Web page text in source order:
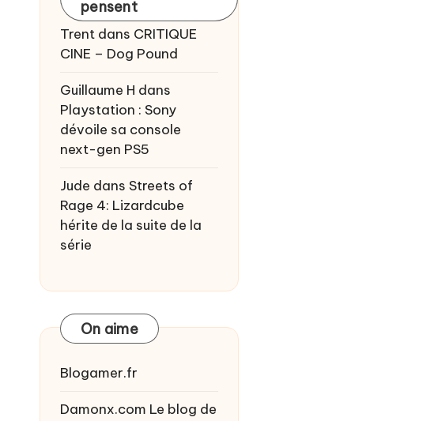
pensent
Trent dans CRITIQUE
CINE – Dog Pound
Guillaume H dans
Playstation : Sony
dévoile sa console
next-gen PS5
Jude dans Streets of
Rage 4: Lizardcube
hérite de la suite de la
série
On aime
Blogamer.fr
Damonx.com Le blog de